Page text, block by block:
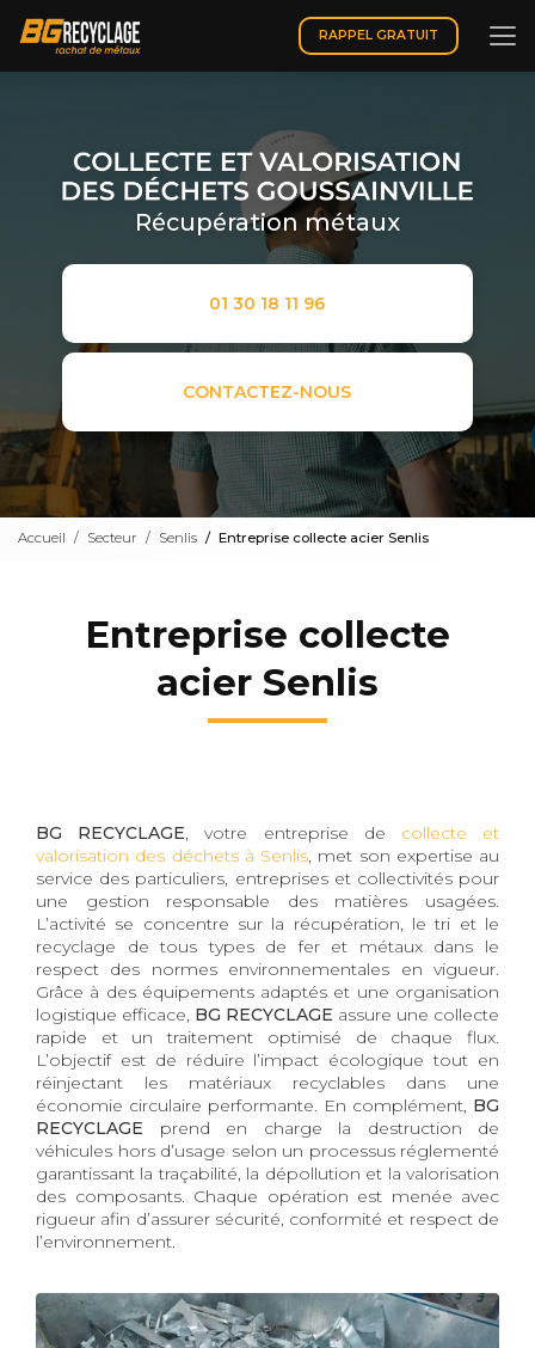
contenu
principal
RAPPEL GRATUIT
Récupération métaux
01 30 18 11 96
CONTACTEZ-NOUS
Accueil Secteur Senlis Entreprise collecte acier Senlis
Entreprise collecte
acier Senlis
BG RECYCLAGE, votre entreprise de collecte et
valorisation des déchets à Senlis, met son expertise au
service des particuliers, entreprises et collectivités pour
une gestion responsable des matières usagées.
L’activité se concentre sur la récupération, le tri et le
recyclage de tous types de fer et métaux dans le
respect des normes environnementales en vigueur.
Grâce à des équipements adaptés et une organisation
logistique efficace, BG RECYCLAGE assure une collecte
rapide et un traitement optimisé de chaque flux.
L’objectif est de réduire l’impact écologique tout en
réinjectant les matériaux recyclables dans une
économie circulaire performante. En complément, BG
RECYCLAGE prend en charge la destruction de
véhicules hors d’usage selon un processus réglementé
garantissant la traçabilité, la dépollution et la valorisation
des composants. Chaque opération est menée avec
rigueur afin d’assurer sécurité, conformité et respect de
l’environnement.